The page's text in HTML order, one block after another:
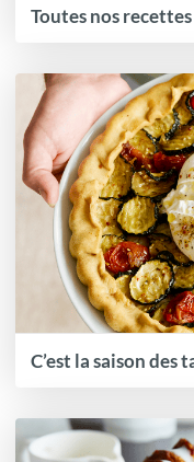
Toutes nos
C’est la saison des